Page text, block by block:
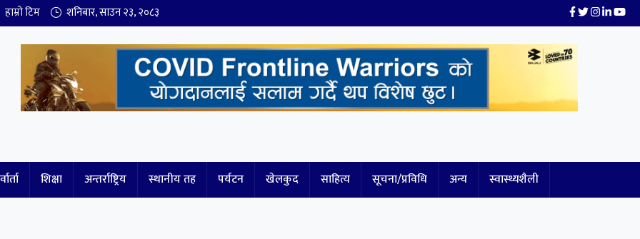
हाम्रो टिम शनिबार,साउन२३,२०८३
शिक्षा अन्तर्राष्ट्रिय स्थानीय तह पर्यटन खेलकुद साहित्य सूचना/प्रविधि अन्य स्वास्थ्यशैली